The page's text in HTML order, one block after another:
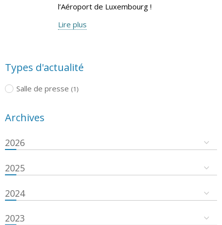
l’Aéroport de Luxembourg !
Lire plus
Types d'actualité
Salle de presse (1)
Archives
2026
2025
2024
2023